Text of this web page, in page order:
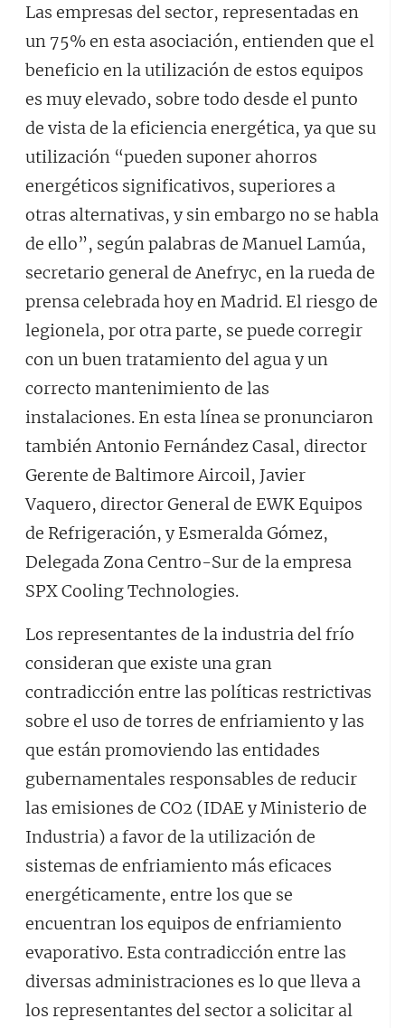
Las empresas del sector, representadas en
un 75% en esta asociación, entienden que el
beneficio en la utilización de estos equipos
es muy elevado, sobre todo desde el punto
de vista de la eficiencia energética, ya que su
utilización “pueden suponer ahorros
energéticos significativos, superiores a
otras alternativas, y sin embargo no se habla
de ello”, según palabras de Manuel Lamúa,
secretario general de Anefryc, en la rueda de
prensa celebrada hoy en Madrid. El riesgo de
legionela, por otra parte, se puede corregir
con un buen tratamiento del agua y un
correcto mantenimiento de las
instalaciones. En esta línea se pronunciaron
también Antonio Fernández Casal, director
Gerente de Baltimore Aircoil, Javier
Vaquero, director General de EWK Equipos
de Refrigeración, y Esmeralda Gómez,
Delegada Zona Centro-Sur de la empresa
SPX Cooling Technologies.
Los representantes de la industria del frío
consideran que existe una gran
contradicción entre las políticas restrictivas
sobre el uso de torres de enfriamiento y las
que están promoviendo las entidades
gubernamentales responsables de reducir
las emisiones de CO2 (IDAE y Ministerio de
Industria) a favor de la utilización de
sistemas de enfriamiento más eficaces
energéticamente, entre los que se
encuentran los equipos de enfriamiento
evaporativo. Esta contradicción entre las
diversas administraciones es lo que lleva a
los representantes del sector a solicitar al